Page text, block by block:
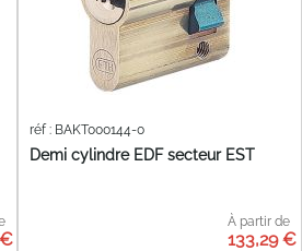
Demi cylindre EDF secteur EST
réf : BAKT000144-0
À partir de
133,29 €